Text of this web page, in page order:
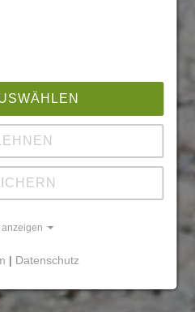
anzeigen
| Datenschutz